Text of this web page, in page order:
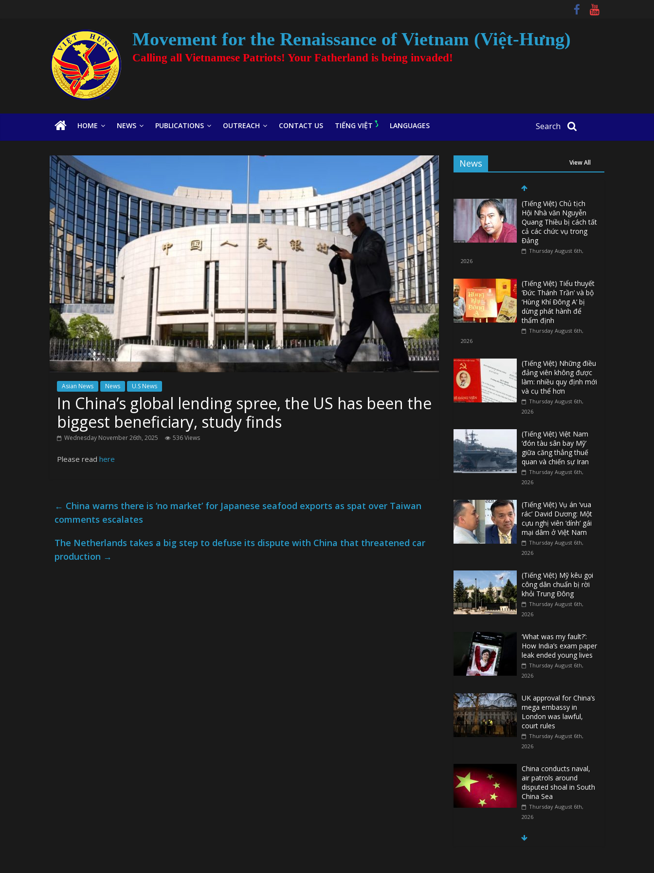
Movement for the Renaissance of Vietnam (Việt-Hưng)
Calling all Vietnamese Patriots! Your Fatherland is being invaded!
HOME NEWS PUBLICATIONS OUTREACH CONTACT US TIẾNG VIỆT LANGUAGES Search
Asian News News U.S News
In China’s global lending spree, the US has been the
biggest beneficiary, study finds
Wednesday November 26th, 2025 536 Views
Please read here
← China warns there is ‘no market’ for Japanese seafood exports as spat over Taiwan
comments escalates
The Netherlands takes a big step to defuse its dispute with China that threatened car
production →
News View All
(Tiếng Việt) Chủ tịch
Hội Nhà văn Nguyễn
Quang Thiều bị cách tất
cả các chức vụ trong
Đảng
Thursday August 6th,
2026
(Tiếng Việt) Tiểu thuyết
‘Đức Thánh Trần’ và bộ
‘Hùng Khí Đông A’ bị
dừng phát hành để
thẩm định
Thursday August 6th,
2026
(Tiếng Việt) Những điều
đảng viên không được
làm: nhiều quy định mới
và cụ thể hơn
Thursday August 6th,
2026
(Tiếng Việt) Việt Nam
‘đón tàu sân bay Mỹ’
giữa căng thẳng thuế
quan và chiến sự Iran
Thursday August 6th,
2026
(Tiếng Việt) Vụ án ‘vua
rác’ David Dương: Một
cựu nghị viên ‘dính’ gái
mại dâm ở Việt Nam
Thursday August 6th,
2026
(Tiếng Việt) Mỹ kêu gọi
công dân chuẩn bị rời
khỏi Trung Đông
Thursday August 6th,
2026
‘What was my fault?’:
How India’s exam paper
leak ended young lives
Thursday August 6th,
2026
UK approval for China’s
mega embassy in
London was lawful,
court rules
Thursday August 6th,
2026
China conducts naval,
air patrols around
disputed shoal in South
China Sea
Thursday August 6th,
2026
Spain Regains Control